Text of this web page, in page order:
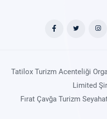
Tatilox Turizm Acenteliği
Limited
Fırat Çavğa Turizm